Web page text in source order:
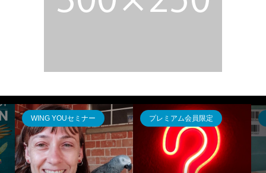
WING YOUセミナー プレミアム会員限定